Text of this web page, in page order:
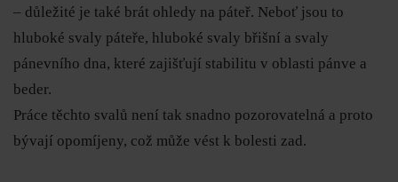
– důležité je také brát ohledy na páteř. Neboť jsou to
hluboké svaly páteře, hluboké svaly břišní a svaly
pánevního dna, které zajišťují stabilitu v oblasti pánve a
beder.
Práce těchto svalů není tak snadno pozorovatelná a proto
bývají opomíjeny, což může vést k bolesti zad.